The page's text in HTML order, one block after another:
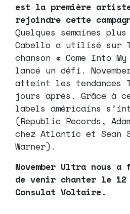
est la première
rejoindre cette
Quelques semaines
Cabello a utilisé sur
chanson « Come Into
lancé un défi.
atteint les tendances
jours après. Grâce à
labels américains
(Republic Records,
chez Atlantic et Sean
Warner).
November Ultra nous
de venir chanter le
Consulat Voltaire.